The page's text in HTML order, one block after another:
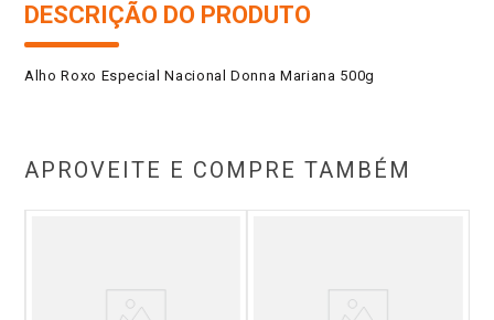
DESCRIÇÃO DO PRODUTO
Alho Roxo Especial Nacional Donna Mariana 500g
APROVEITE E COMPRE TAMBÉM